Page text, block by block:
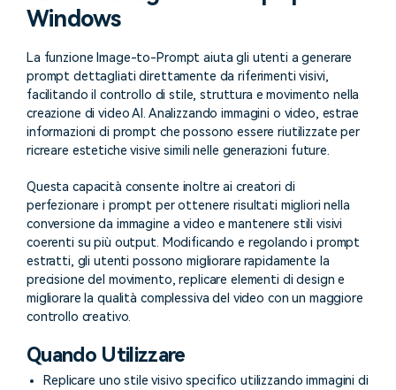
Tip per YouTube
Apprendimento
cerca
Windows
La funzioneImage-to-Prompt aiuta gli utenti a generare
prompt dettagliati direttamente da riferimenti visivi,
facilitando il controllo di stile, struttura e movimento nella
creazione di video AI. Analizzando immagini o video, estrae
informazioni di prompt che possono essere riutilizzate per
ricreare estetiche visive simili nelle generazioni future.
Questa capacità consente inoltre ai creatori di
perfezionare i prompt per ottenere risultati migliori nella
conversione da immagine a video e mantenere stili visivi
coerenti su più output. Modificando e regolando i prompt
estratti, gli utenti possono migliorare rapidamente la
precisione del movimento, replicare elementi di design e
migliorare la qualità complessiva del video con un maggiore
controllo creativo.
Quando Utilizzare
Replicare uno stile visivo specifico utilizzando immagini di